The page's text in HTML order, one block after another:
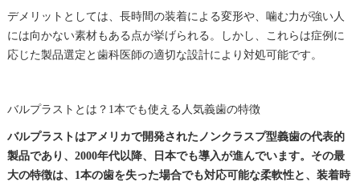
デメリットとしては、長時間の装着による変形や、噛む力が強い人
には向かない素材もある点が挙げられる。しかし、これらは症例に
応じた製品選定と歯科医師の適切な設計により対処可能です。
バルプラストとは？1本でも使える人気義歯の特徴
バルプラストはアメリカで開発されたノンクラスプ型義歯の代表的
製品であり、2000年代以降、日本でも導入が進んでいます。その最
大の特徴は、1本の歯を失った場合でも対応可能な柔軟性と、装着時